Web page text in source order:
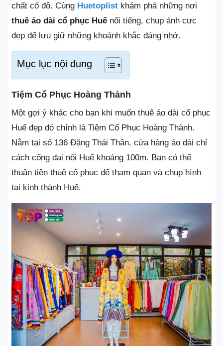
chất cố đô. Cùng Huetoplist khám phá những nơi
thuê áo dài cổ phục Huếnổi tiếng, chụp ảnh cực
đẹp để lưu giữ những khoảnh khắc đáng nhớ.
Mục lục nội dung
Tiệm Cổ Phục Hoàng Thành
Một gợi ý khác cho bạn khi muốn thuê áo dài cổ phục
Huế đẹp đó chính là Tiệm Cổ Phục Hoàng Thành.
Nằm tại số 136 Đặng Thái Thân, cửa hàng áo dài chỉ
cách cổng đại nội Huế khoảng 100m. Bạn có thể
thuận tiện thuê cổ phục để tham quan và chụp hình
tại kinh thành Huế.